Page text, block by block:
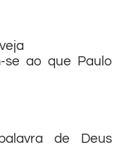
se ao que Paulo
de Deus